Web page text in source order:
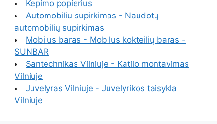
Kepimo popierius
Automobiliu supirkimas - Naudotų
automobilių supirkimas
Mobilus baras - Mobilus kokteilių baras -
SUNBAR
Santechnikas Vilniuje - Katilo montavimas
Vilniuje
Juvelyras Vilniuje - Juvelyrikos taisykla
Vilniuje